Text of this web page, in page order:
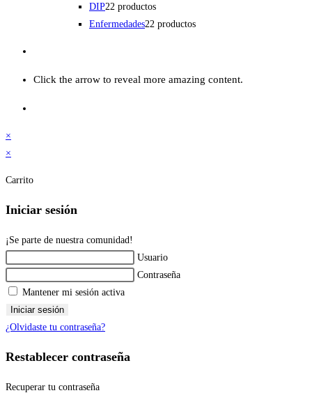
DIP22 productos
Enfermedades22 productos
Click the arrow to reveal more amazing content.
×
×
Carrito
Iniciar sesión
¡Se parte de nuestra comunidad!
Usuario
Contraseña
Mantener mi sesión activa
Iniciar sesión
¿Olvidaste tu contraseña?
Restablecer contraseña
Recuperar tu contraseña